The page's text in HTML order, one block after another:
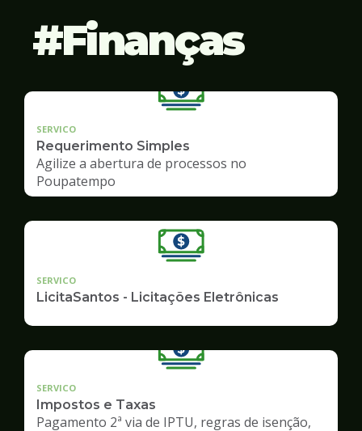
Finanças
SERVICO
Requerimento Simples
Agilize a abertura de processos no
Poupatempo
SERVICO
LicitaSantos - Licitações Eletrônicas
SERVICO
Impostos e Taxas
Pagamento 2ª via de IPTU, regras de isenção,